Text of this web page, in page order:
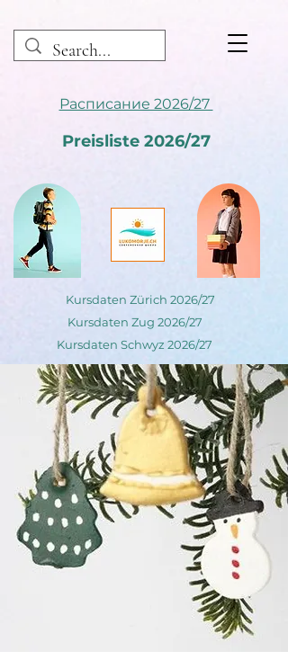
Расписание 2026/27
Preisliste 2026/27
Kursdaten Zürich 2026/27
Kursdaten Zug 2026/27
Kursdaten Schwyz 2026/27